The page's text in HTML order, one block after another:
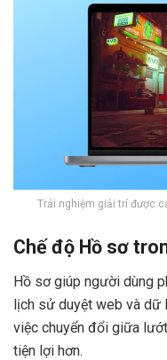
Trải nghiệm giải trí được
Chế độ Hồ sơ
Hồ sơ giúp người dùng
lịch sử duyệt web và dữ
việc chuyển đổi giữa
tiện lợi hơn.